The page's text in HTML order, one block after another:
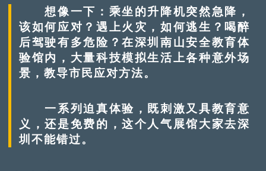
想像一下：乘坐的升降机突然急降，
该如何应对？遇上火灾，如何逃生？喝醉
后驾驶有多危险？在深圳南山安全教育体
验馆内，大量科技模拟生活上各种意外场
景，教导市民应对方法。
一系列迫真体验，既刺激又具教育意
义，还是免费的，这个人气展馆大家去深
圳不能错过。